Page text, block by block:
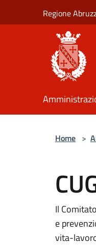
Regione
Home >
Il
e
vita-